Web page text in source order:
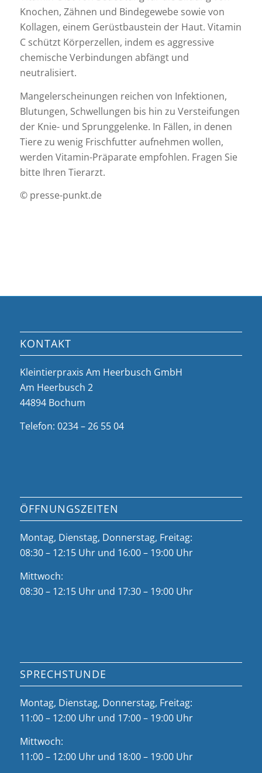
Knochen, Zähnen und Bindegewebe sowie von
Kollagen, einem Gerüstbaustein der Haut. Vitamin
C schützt Körperzellen, indem es aggressive
chemische Verbindungen abfängt und
neutralisiert.
Mangelerscheinungen reichen von Infektionen,
Blutungen, Schwellungen bis hin zu Versteifungen
der Knie- und Sprunggelenke. In Fällen, in denen
Tiere zu wenig Frischfutter aufnehmen wollen,
werden Vitamin-Präparate empfohlen. Fragen Sie
bitte Ihren Tierarzt.
© presse-punkt.de
KONTAKT
Kleintierpraxis Am Heerbusch GmbH
Am Heerbusch 2
44894 Bochum
Telefon: 0234 – 26 55 04
ÖFFNUNGSZEITEN
Montag, Dienstag, Donnerstag, Freitag:
08:30 – 12:15 Uhr und 16:00 – 19:00 Uhr
Mittwoch:
08:30 – 12:15 Uhr und 17:30 – 19:00 Uhr
SPRECHSTUNDE
Montag, Dienstag, Donnerstag, Freitag:
11:00 – 12:00 Uhr und 17:00 – 19:00 Uhr
Mittwoch:
11:00 – 12:00 Uhr und 18:00 – 19:00 Uhr